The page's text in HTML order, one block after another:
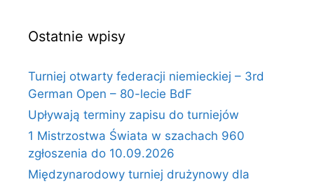
Ostatnie wpisy
Turniej otwarty federacji niemieckiej – 3rd
German Open – 80-lecie BdF
Upływają terminy zapisu do turniejów
1 Mistrzostwa Świata w szachach 960
zgłoszenia do 10.09.2026
Międzynarodowy turniej drużynowy dla